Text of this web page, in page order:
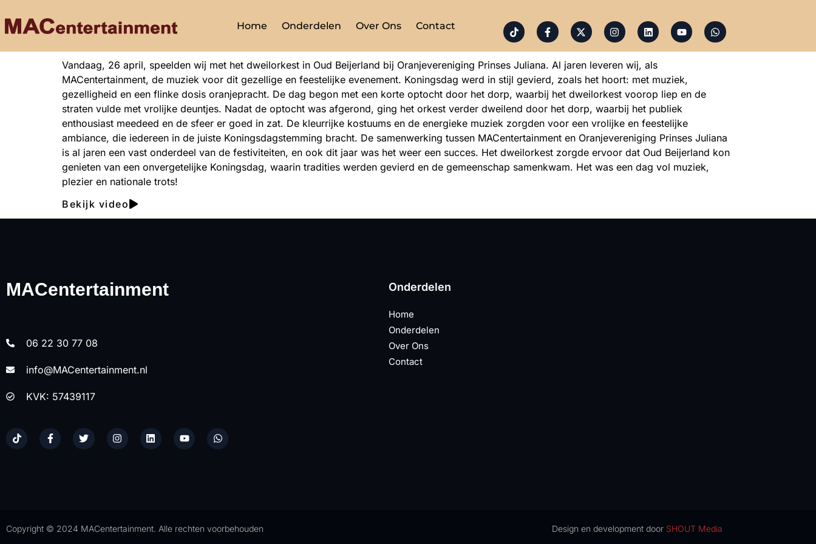
Home Onderdelen Over Ons Contact
Vandaag, 26 april, speelden wij met het dweilorkest in Oud Beijerland bij Oranjevereniging Prinses Juliana. Al jaren leveren wij, als
MACentertainment, de muziek voor dit gezellige en feestelijke evenement. Koningsdag werd in stijl gevierd, zoals het hoort: met muziek,
gezelligheid en een flinke dosis oranjepracht. De dag begon met een korte optocht door het dorp, waarbij het dweilorkest voorop liep en de
straten vulde met vrolijke deuntjes. Nadat de optocht was afgerond, ging het orkest verder dweilend door het dorp, waarbij het publiek
enthousiast meedeed en de sfeer er goed in zat. De kleurrijke kostuums en de energieke muziek zorgden voor een vrolijke en feestelijke
ambiance, die iedereen in de juiste Koningsdagstemming bracht. De samenwerking tussen MACentertainment en Oranjevereniging Prinses Juliana
is al jaren een vast onderdeel van de festiviteiten, en ook dit jaar was het weer een succes. Het dweilorkest zorgde ervoor dat Oud Beijerland kon
genieten van een onvergetelijke Koningsdag, waarin tradities werden gevierd en de gemeenschap samenkwam. Het was een dag vol muziek,
plezier en nationale trots!
Bekijk video
MACentertainment
06 22 30 77 08
info@MACentertainment.nl
KVK: 57439117
Onderdelen
Home
Onderdelen
Over Ons
Contact
Copyright © 2024 MACentertainment. Alle rechten voorbehouden Design en development door SHOUT Media